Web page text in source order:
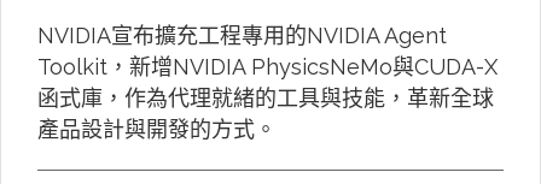
NVIDIA宣布擴充工程專用的NVIDIA Agent
Toolkit，新增NVIDIA PhysicsNeMo與CUDA-X
函式庫，作為代理就緒的工具與技能，革新全球
產品設計與開發的方式。